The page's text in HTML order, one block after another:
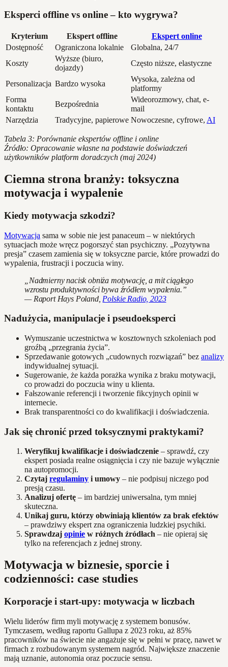
Eksperci offline vs online – kto wygrywa?
Kryterium Ekspert offline
Ekspert online
Dostępność
Ograniczona lokalnie
Globalna, 24/7
Koszty
Wyższe (biuro,
dojazdy)
Często niższe, elastyczne
Personalizacja Bardzo wysoka
Wysoka, zależna od
platformy
Forma
kontaktu
Bezpośrednia
Wideorozmowy, chat, e-
mail
Narzędzia
Tradycyjne, papierowe Nowoczesne, cyfrowe, AI
Tabela 3: Porównanie ekspertów offline i online
Źródło: Opracowanie własne na podstawie doświadczeń
użytkowników platform doradczych (maj 2024)
Ciemna strona branży: toksyczna
motywacja i wypalenie
Kiedy motywacja szkodzi?
Motywacja sama w sobie nie jest panaceum – w niektórych
sytuacjach może wręcz pogorszyć stan psychiczny. „Pozytywna
presja” czasem zamienia się w toksyczne parcie, które prowadzi do
wypalenia, frustracji i poczucia winy.
„Nadmierny nacisk obniża motywację, a mit ciągłego
wzrostu produktywności bywa źródłem wypalenia.”
— Raport Hays Poland, Polskie Radio, 2023
Nadużycia, manipulacje i pseudoeksperci
Wymuszanie uczestnictwa w kosztownych szkoleniach pod
groźbą „przegrania życia”.
Sprzedawanie gotowych „cudownych rozwiązań” bez analizy
indywidualnej sytuacji.
Sugerowanie, że każda porażka wynika z braku motywacji,
co prowadzi do poczucia winy u klienta.
Fałszowanie referencji i tworzenie fikcyjnych opinii w
internecie.
Brak transparentności co do kwalifikacji i doświadczenia.
Jak się chronić przed toksycznymi praktykami?
Weryfikuj kwalifikacje i doświadczenie – sprawdź, czy
ekspert posiada realne osiągnięcia i czy nie bazuje wyłącznie
na autopromocji.
Czytaj regulaminy i umowy – nie podpisuj niczego pod
presją czasu.
Analizuj ofertę – im bardziej uniwersalna, tym mniej
skuteczna.
Unikaj guru, którzy obwiniają klientów za brak efektów
– prawdziwy ekspert zna ograniczenia ludzkiej psychiki.
Sprawdzaj opinie w różnych źródłach – nie opieraj się
tylko na referencjach z jednej strony.
Motywacja w biznesie, sporcie i
codzienności: case studies
Korporacje i start-upy: motywacja w liczbach
Wielu liderów firm myli motywację z systemem bonusów.
Tymczasem, według raportu Gallupa z 2023 roku, aż 85%
pracowników na świecie nie angażuje się w pełni w pracę, nawet w
firmach z rozbudowanym systemem nagród. Największe znaczenie
mają uznanie, autonomia oraz poczucie sensu.